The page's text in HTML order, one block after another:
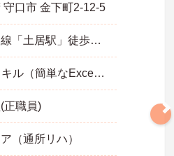
守口市 金下町2-12-5
京阪本線「土居駅」徒歩5分
■PCスキル（簡単なExcel・Word入力）
正職員)
（通所リハ）